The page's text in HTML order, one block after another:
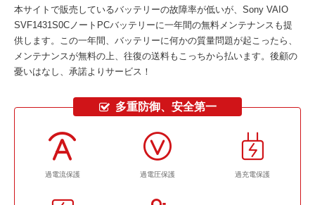
本サイトで販売しているバッテリーの故障率が低いが、 Sony VAIO
SVF1431S0CノートPCバッテリーに一年間の無料メンテナンスも提
供します。この一年間、バッテリーに何かの質量問題が起こったら、
メンテナンスが無料の上、往復の送料もこっちから払います。後顧の
憂いはなし、承諾よりサービス！
多重防御、安全第一
過電流保護 過電圧保護 過充電保護